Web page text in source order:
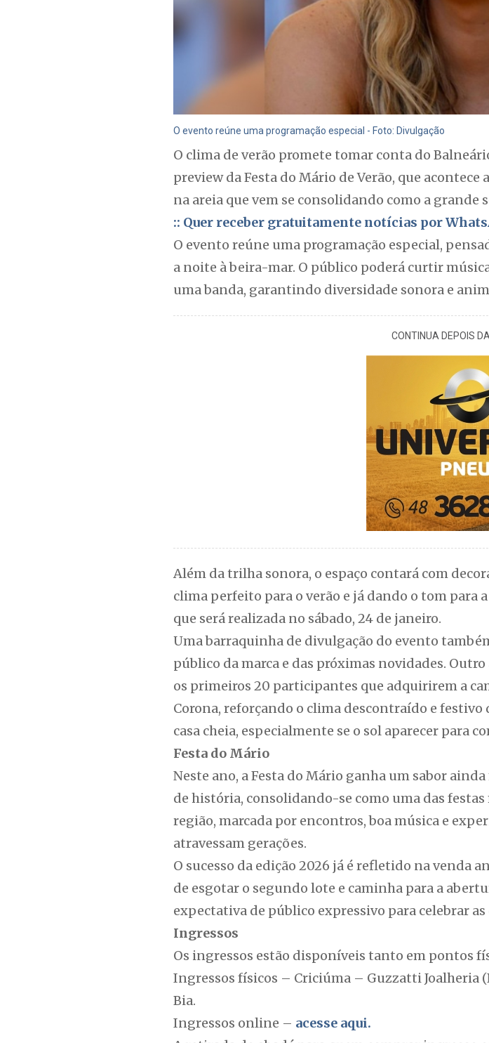
O evento reúne uma programação especial - Foto: Divulgação
O clima de verão promete tomar conta do
preview da Festa do Mário de Verão, que
na areia que vem se consolidando como a grande
:: Quer receber gratuitamente notícias por
O evento reúne uma programação especial,
a noite à beira-mar. O público poderá curtir
uma banda, garantindo diversidade sonora e
CONTINUA DEPOIS
Além da trilha sonora, o espaço contará com
clima perfeito para o verão e já dando o tom para
que será realizada no sábado, 24 de janeiro.
Uma barraquinha de divulgação do evento
público da marca e das próximas novidades.
os primeiros 20 participantes que adquirirem a
Corona, reforçando o clima descontraído e
casa cheia, especialmente se o sol aparecer para
Festa do Mário
Neste ano, a Festa do Mário ganha um sabor
de história, consolidando-se como uma das
região, marcada por encontros, boa música e
atravessam gerações.
O sucesso da edição 2026 já é refletido na venda
de esgotar o segundo lote e caminha para a
expectativa de público expressivo para celebrar as
Ingressos
Os ingressos estão disponíveis tanto em pontos
Ingressos físicos – Criciúma – Guzzatti Joalheria
Bia.
Ingressos online – acesse aqui.